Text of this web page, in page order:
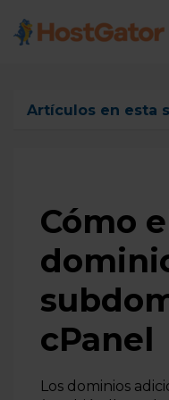
Artículos en esta
Cómo eliminar
cPanel
Cómo añadir
Subdominios en
Cómo
cPanel
Los dominios